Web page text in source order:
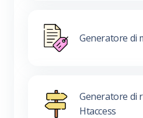
Generatore di
Generatore di
Htaccess